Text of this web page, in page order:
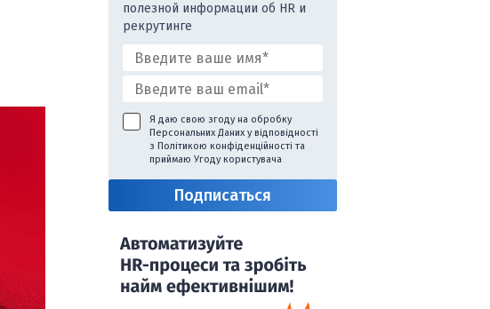
полезной информации об HR и
рекрутинге
Я даю свою згоду на обробку
Персональних Даних у відповідності
з Політикою конфіденційності та
приймаю Угоду користувача